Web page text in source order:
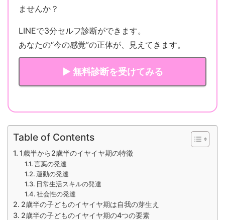
ませんか？
LINEで3分セルフ診断ができます。
あなたの“今の感覚”の正体が、見えてきます。
▶ 無料診断を受けてみる
Table of Contents
1歳半から2歳半のイヤイヤ期の特徴
言葉の発達
運動の発達
日常生活スキルの発達
社会性の発達
2歳半の子どものイヤイヤ期は自我の芽生え
2歳半の子どものイヤイヤ期の4つの要素